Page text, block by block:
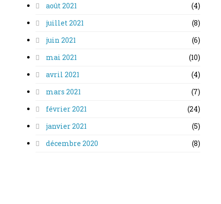
août 2021
(4)
juillet 2021
(8)
juin 2021
(6)
mai 2021
(10)
avril 2021
(4)
mars 2021
(7)
février 2021
(24)
janvier 2021
(5)
décembre 2020
(8)